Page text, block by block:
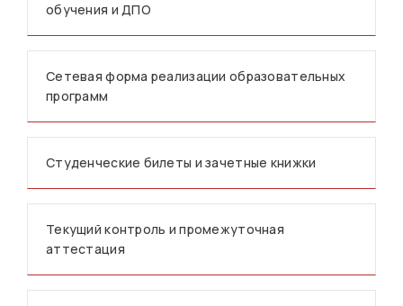
обучения и ДПО
Сетевая форма реализации образовательных
программ
Студенческие билеты и зачетные книжки
Текущий контроль и промежуточная
аттестация